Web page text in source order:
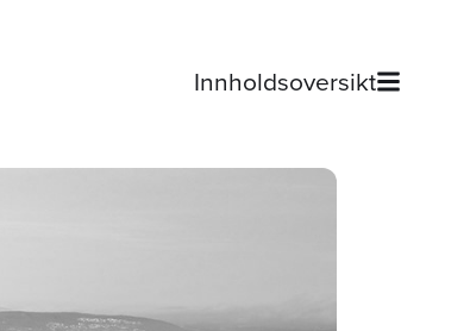
Innholdsoversikt